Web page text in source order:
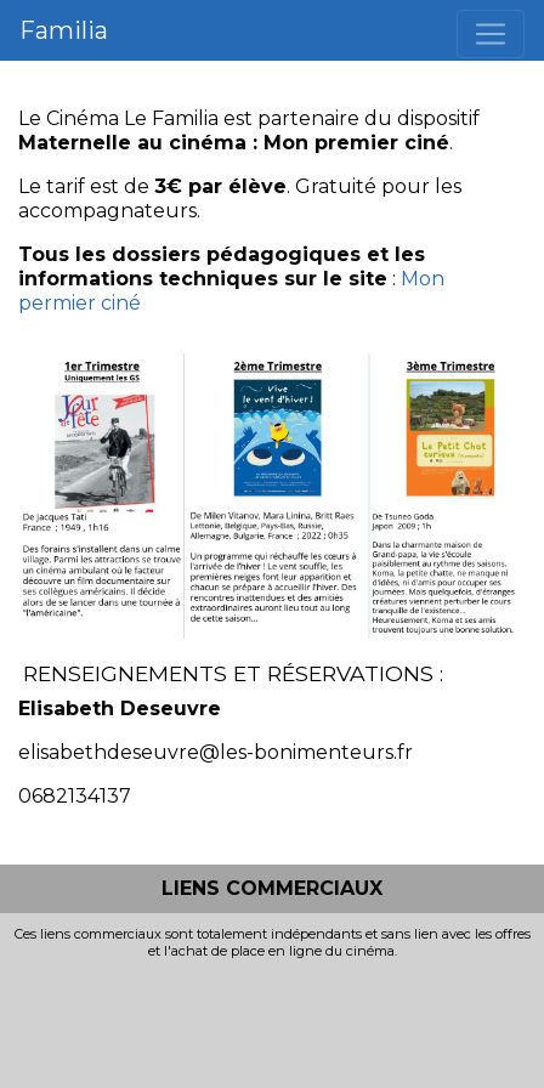
Familia
Le Cinéma Le Familia est partenaire du dispositif
Maternelle au cinéma : Mon premier ciné.
Le tarif est de 3€ par élève. Gratuité pour les
accompagnateurs.
Tous les dossiers pédagogiques et les
informations techniques sur le site : Mon
permier ciné
RENSEIGNEMENTS ET RÉSERVATIONS :
Elisabeth Deseuvre
elisabethdeseuvre@les-bonimenteurs.fr
0682134137
LIENS COMMERCIAUX
Ces liens commerciaux sont totalement indépendants et sans lien avec les offres
et l'achat de place en ligne du cinéma.